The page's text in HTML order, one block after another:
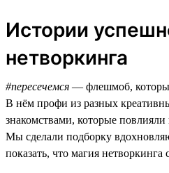
Истории
нетворкинга
#пересечемся — флешмоб,
В нём профи из разных
знакомствами, которые
Мы сделали подборку
показать, что магия нетворкинга